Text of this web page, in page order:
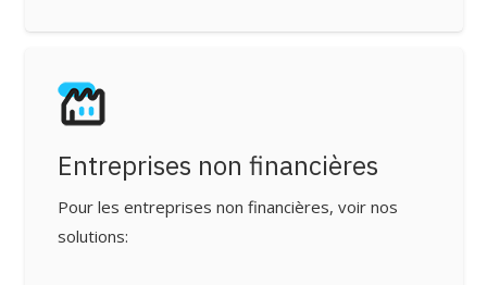
Entreprises non financières
Pour les entreprises non financières, voir nos
solutions: